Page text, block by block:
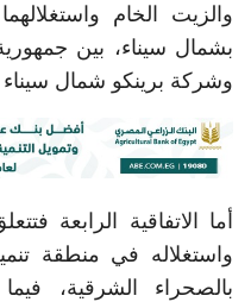
والزيت الخام
بشمال سيناء، بين
وشركة برينكو شمال سيناء
أما الاتفاقية الرابعة
واستغلاله في منطقة
بالصحراء الشرقية،